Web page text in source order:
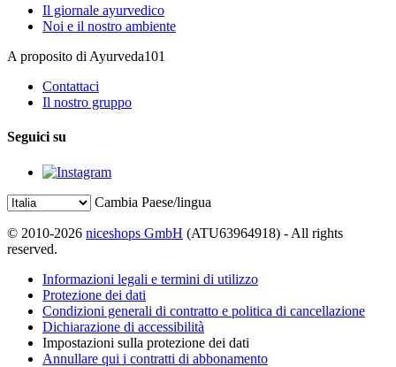
Il giornale ayurvedico
Noi e il nostro ambiente
A proposito di Ayurveda101
Contattaci
Il nostro gruppo
Seguici su
Cambia Paese/lingua
© 2010-2026 niceshops GmbH (ATU63964918) - All rights
reserved.
Informazioni legali e termini di utilizzo
Protezione dei dati
Condizioni generali di contratto e politica di cancellazione
Dichiarazione di accessibilità
Impostazioni sulla protezione dei dati
Annullare qui i contratti di abbonamento